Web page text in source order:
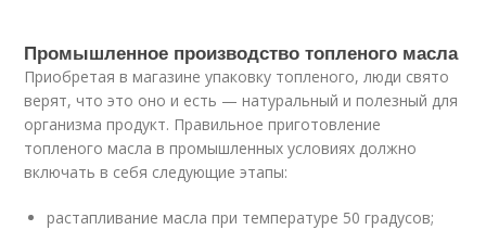
Промышленное производство топленого масла
Приобретая в магазине упаковку топленого, люди свято
верят, что это оно и есть — натуральный и полезный для
организма продукт. Правильное приготовление
топленого масла в промышленных условиях должно
включать в себя следующие этапы:
растапливание масла при температуре 50 градусов;